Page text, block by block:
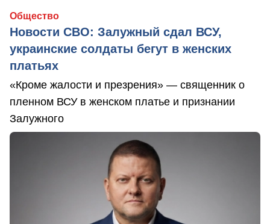
Общество
Новости СВО: Залужный сдал ВСУ,
украинские солдаты бегут в женских
платьях
«Кроме жалости и презрения» — священник о
пленном ВСУ в женском платье и признании
Залужного